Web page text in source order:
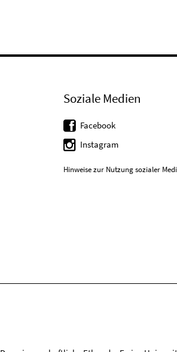
Soziale Medien
Facebook
Instagram
Hinweise zur Nutzung sozialer